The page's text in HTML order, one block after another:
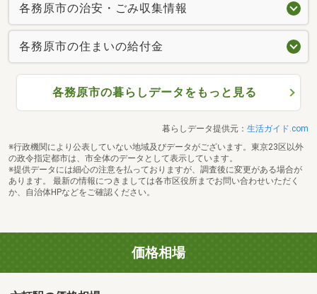
各務原市の治安・ごみ収集情報
各務原市の住まいの給付金
各務原市の暮らしデータをもっと見る
暮らしデータ提供元： 生活ガイド.com
※行政機関により公表していない地域及びデータがございます。東京23区以外
の政令指定都市は、市全体のデータとして表示しています。
※提供データには細心の注意を払っておりますが、調査後に変更がある場合が
あります。 最新の情報につきましては各市区役所までお問い合わせいただく
か、自治体HPなどをご確認ください。
価格相場